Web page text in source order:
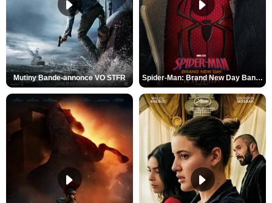
Mutiny Bande-annonce VO STFR Spider-Man: Brand New Day Bande-annonce VO STFR